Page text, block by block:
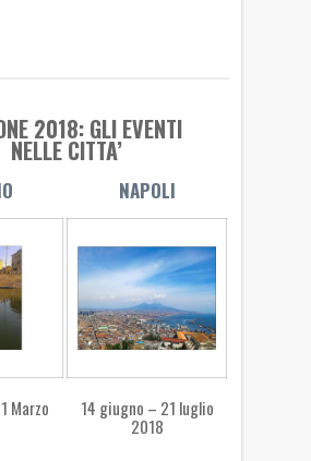
2018: GLI EVENTI
NELLE CITTA’
Marzo
NAPOLI
14 giugno – 21 luglio
2018